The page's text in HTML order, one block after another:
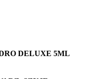
DELUXE 5ML